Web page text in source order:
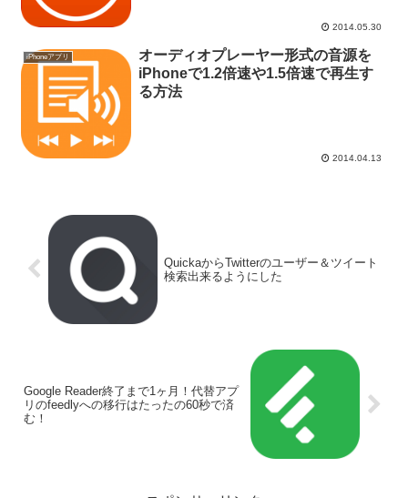
2014.05.30
iPhoneアプリ
オーディオプレーヤー形式の音源を
iPhoneで1.2倍速や1.5倍速で再生す
る方法
2014.04.13
QuickaからTwitterのユーザー＆ツイート
検索出来るようにした
Google Reader終了まで1ヶ月！代替アプ
リのfeedlyへの移行はたったの60秒で済
む！